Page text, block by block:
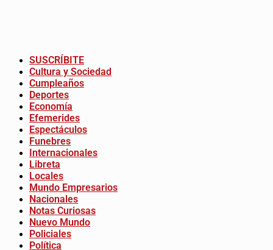
SUSCRÍBITE
Cultura y Sociedad
Cumpleaños
Deportes
Economía
Efemerides
Espectáculos
Funebres
Internacionales
Libreta
Locales
Mundo Empresarios
Nacionales
Notas Curiosas
Nuevo Mundo
Policiales
Política